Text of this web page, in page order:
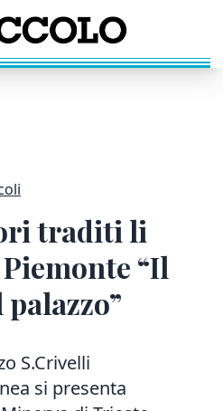
traditi li
“Il
S.Crivelli
si presenta